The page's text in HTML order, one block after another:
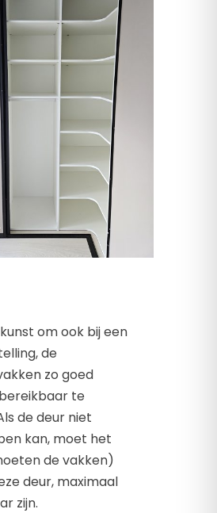
om ook bij een
de
zo goed
te
de deur niet
kan, moet het
de vakken)
deur, maximaal
zijn.